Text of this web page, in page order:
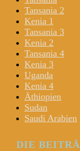
Tansania 2
Kenia 1
Tansania 3
Kenia 2
Tansania 4
Kenia 3
Uganda
Kenia 4
Äthiopien
Sudan
Saudi Arabien
DIE